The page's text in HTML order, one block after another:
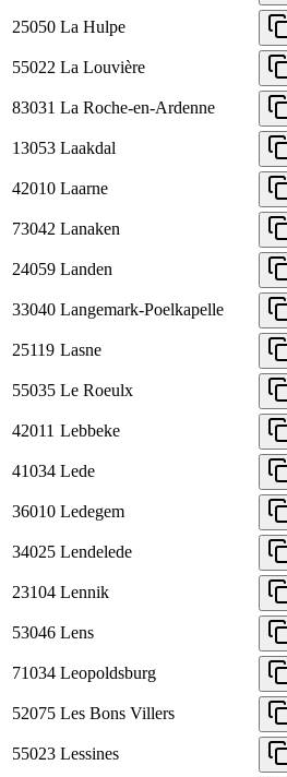
25050 La Hulpe
55022 La Louvière
83031 La Roche-en-Ardenne
13053 Laakdal
42010 Laarne
73042 Lanaken
24059 Landen
33040 Langemark-Poelkapelle
25119 Lasne
55035 Le Roeulx
42011 Lebbeke
41034 Lede
36010 Ledegem
34025 Lendelede
23104 Lennik
53046 Lens
71034 Leopoldsburg
52075 Les Bons Villers
55023 Lessines